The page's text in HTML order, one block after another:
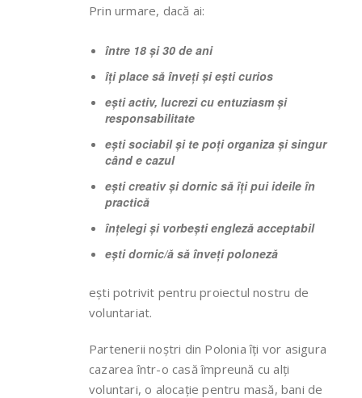
Prin urmare, dacă ai:
între 18 și 30 de ani
îți place să înveți și ești curios
ești activ, lucrezi cu entuziasm și
responsabilitate
ești sociabil și te poți organiza și singur
când e cazul
ești creativ și dornic să îți pui ideile în
practică
înțelegi și vorbești engleză acceptabil
ești dornic/ă să înveți poloneză
ești potrivit pentru proiectul nostru de
voluntariat.
Partenerii noștri din Polonia îți vor asigura
cazarea într-o casă împreună cu alți
voluntari, o alocație pentru masă, bani de